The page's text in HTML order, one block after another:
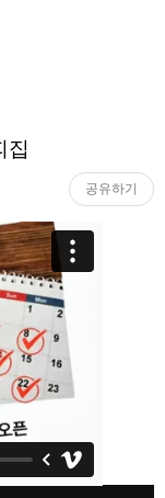
집
공유하기